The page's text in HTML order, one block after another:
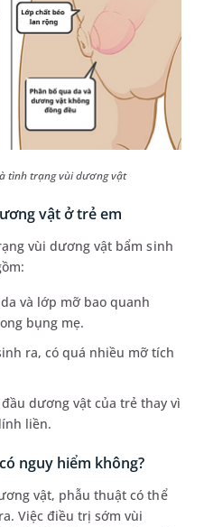
tình trạng vùi dương vật
vật ở trẻ em
vùi dương vật bẩm sinh
và lớp mỡ bao quanh
bụng mẹ.
ra, có quá nhiều mỡ tích
dương vật của trẻ thay vì
liền.
nguy hiểm không?
vật, phẫu thuật có thể
Việc điều trị sớm vùi